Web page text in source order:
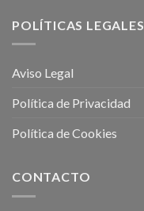
POLÍTICAS LEGALES
Aviso Legal
Política de Privacidad
Política de Cookies
CONTACTO